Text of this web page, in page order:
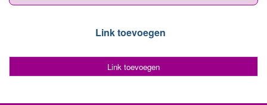
Link toevoegen
Link toevoegen